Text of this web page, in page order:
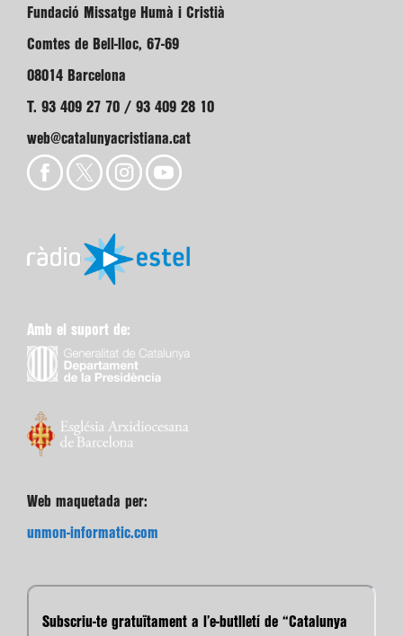
Fundació Missatge Humà i Cristià
Comtes de Bell-lloc, 67-69
08014 Barcelona
T. 93 409 27 70 / 93 409 28 10
web@catalunyacristiana.cat
Amb el suport de:
Web maquetada per:
unmon-informatic.com
Subscriu-te gratuïtament a l’e-butlletí de “Catalunya